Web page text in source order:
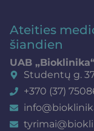
Ateities
šiandien
UAB
Studentų g.
+370 (37)